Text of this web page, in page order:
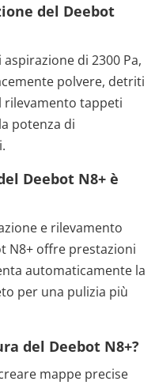
del Deebot
di 2300 Pa,
polvere, detriti
rilevamento tappeti
potenza di
Deebot N8+ è
e rilevamento
N8+ offre prestazioni
automaticamente la
per una pulizia più
del Deebot N8+?
mappe precise